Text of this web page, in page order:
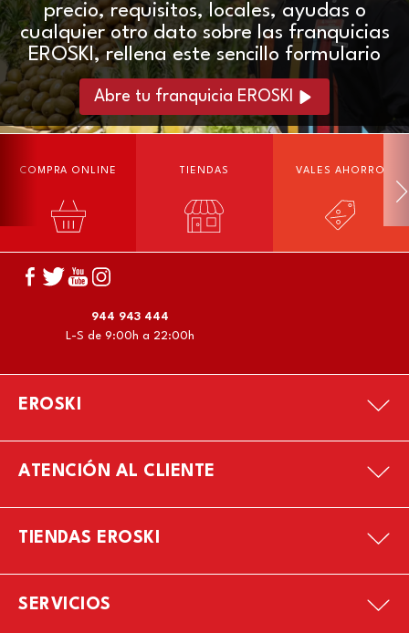
precio, requisitos, locales, ayudas o
cualquier otro dato sobre las franquicias
EROSKI, rellena este sencillo formulario
Abre tu franquicia EROSKI
COMPRA ONLINE TIENDAS VALES AHORRO
944 943 444
L-S de 9:00h a 22:00h
EROSKI
ATENCIÓN AL CLIENTE
TIENDAS EROSKI
SERVICIOS